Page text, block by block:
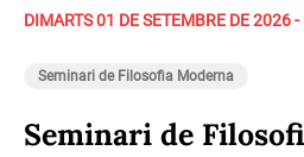
DIMARTS 01 DE SETEMBRE DE 2026
Seminari de Filosofia Moderna
Seminari de